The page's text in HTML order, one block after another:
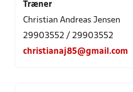
Træner
Christian Andreas Jensen
29903552 / 29903552
christianaj85@gmail.com